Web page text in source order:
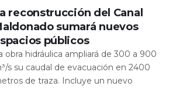
reconstrucción del Canal
sumará nuevos
públicos
obra hidráulica ampliará de 300 a 900
s su caudal de evacuación en 2400
de traza. Incluye un nuevo